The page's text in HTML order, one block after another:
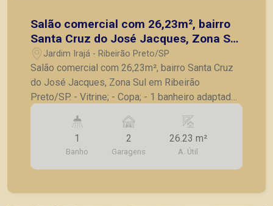
Salão comercial com 26,23m², bairro
Santa Cruz do José Jacques, Zona Sul
em Ribeirão Preto/SP.
Jardim Irajá - Ribeirão Preto/SP
Salão comercial com 26,23m², bairro Santa Cruz
do José Jacques, Zona Sul em Ribeirão
Preto/SP. - Vitrine; - Copa; - 1 banheiro adaptado;
- 5m² pé direito; - Mezanino com 10.97m²; A
Piramid tem como objetivo atender seus clientes
com agilidade e segurança, em locação, vendas
de imóveis prontos, usados ou mesmo nos
principais lançamentos da cidade de Ribeirão
1
Banho
2
Garagens
26.23 m²
A. Útil